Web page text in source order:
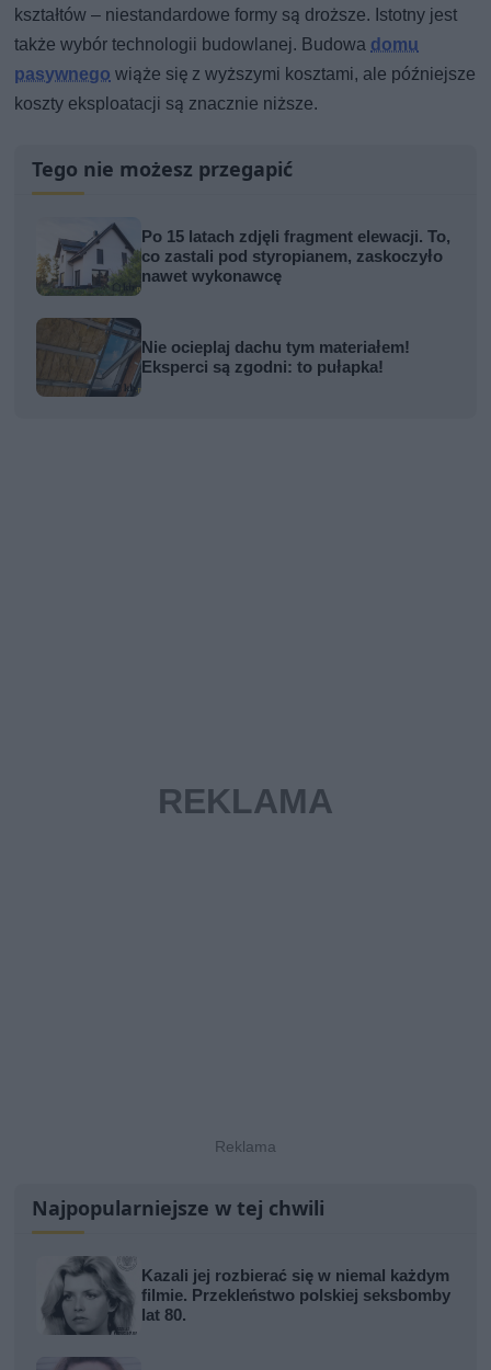
kształtów – niestandardowe formy są droższe. Istotny jest
także wybór technologii budowlanej. Budowa domu
pasywnego wiąże się z wyższymi kosztami, ale późniejsze
koszty eksploatacji są znacznie niższe.
Tego nie możesz przegapić
Po 15 latach zdjęli fragment elewacji. To,
co zastali pod styropianem, zaskoczyło
nawet wykonawcę
Nie ocieplaj dachu tym materiałem!
Eksperci są zgodni: to pułapka!
Najpopularniejsze w tej chwili
Kazali jej rozbierać się w niemal każdym
filmie. Przekleństwo polskiej seksbomby
lat 80.